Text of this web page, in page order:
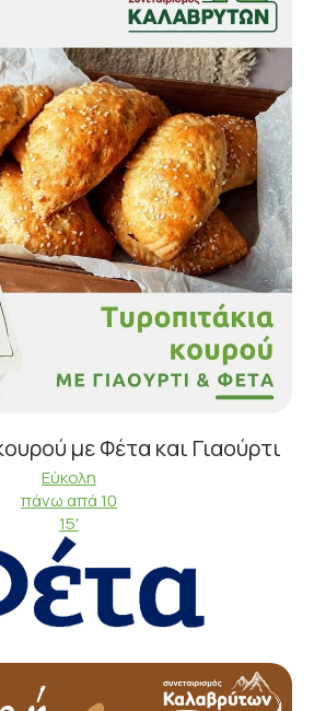
με Φέτα και Γιαούρτι
Εύκολη
πάνω απά 10
15'